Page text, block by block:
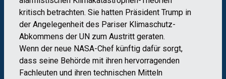
kritisch betrachten. Sie hatten Präsident Trump in
der Angelegenheit des Pariser Klimaschutz-
Abkommens der UN zum Austritt geraten.
Wenn der neue NASA-Chef künftig dafür sorgt,
dass seine Behörde mit ihren hervorragenden
Fachleuten und ihren technischen Mitteln